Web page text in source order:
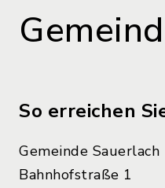
So erreichen
Gemeinde Sauerlach
Bahnhofstraße 1